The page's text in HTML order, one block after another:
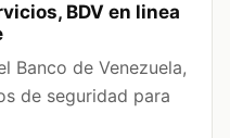
BDV en linea
Banco de Venezuela,
de seguridad para